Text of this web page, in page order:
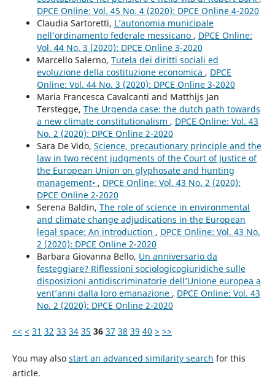
DPCE Online: Vol. 45 No. 4 (2020): DPCE Online 4-2020
Claudia Sartoretti, L’autonomia municipale
nell’ordinamento federale messicano , DPCE Online:
Vol. 44 No. 3 (2020): DPCE Online 3-2020
Marcello Salerno, Tutela dei diritti sociali ed
evoluzione della costituzione economica , DPCE
Online: Vol. 44 No. 3 (2020): DPCE Online 3-2020
Maria Francesca Cavalcanti and Matthijs Jan
Terstegge, The Urgenda case: the dutch path towards
a new climate constitutionalism , DPCE Online: Vol. 43
No. 2 (2020): DPCE Online 2-2020
Sara De Vido, Science, precautionary principle and the
law in two recent judgments of the Court of Justice of
the European Union on glyphosate and hunting
management• , DPCE Online: Vol. 43 No. 2 (2020):
DPCE Online 2-2020
Serena Baldin, The role of science in environmental
and climate change adjudications in the European
legal space: An introduction , DPCE Online: Vol. 43 No.
2 (2020): DPCE Online 2-2020
Barbara Giovanna Bello, Un anniversario da
festeggiare? Riflessioni sociologicogiuridiche sulle
disposizioni antidiscriminatorie dell’Unione europea a
vent’anni dalla loro emanazione , DPCE Online: Vol. 43
No. 2 (2020): DPCE Online 2-2020
<< < 31 32 33 34 35 36 37 38 39 40 > >>
You may also start an advanced similarity search for this
article.